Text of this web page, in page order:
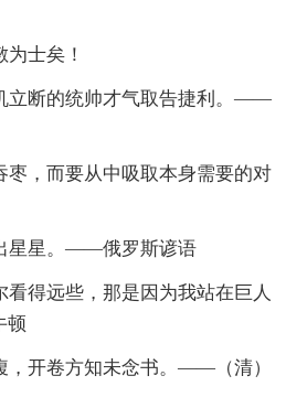
士矣！
立断的统帅才气取告捷利。——
枣，而要从中吸取本身需要的对
星星。——俄罗斯谚语
看得远些，那是因为我站在巨人
顿
，开卷方知未念书。——（清）